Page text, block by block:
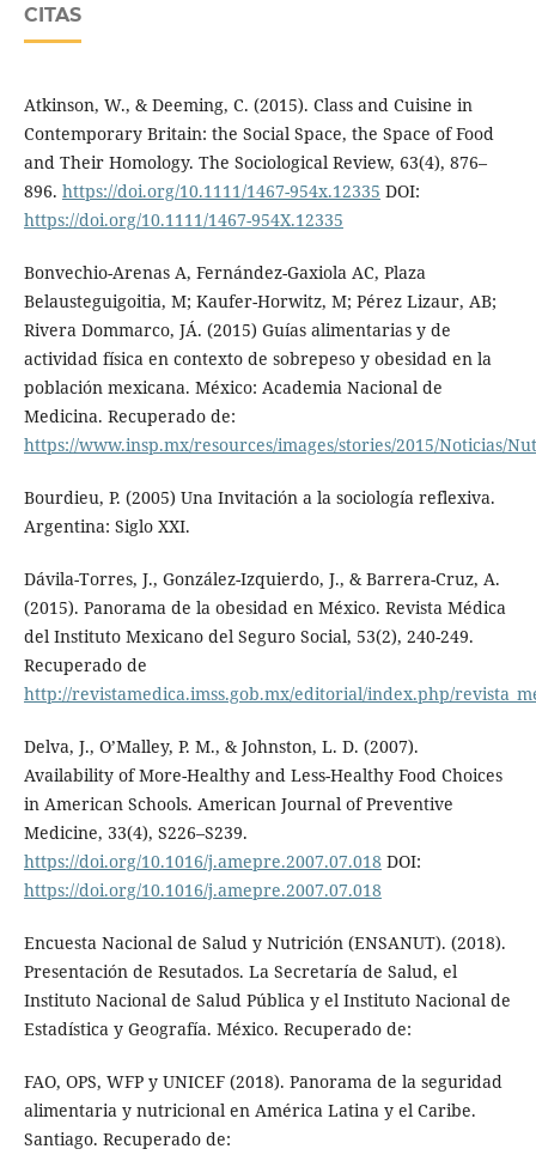
CITAS
Atkinson, W., & Deeming, C. (2015). Class and Cuisine in
Contemporary Britain: the Social Space, the Space of Food
and Their Homology. The Sociological Review, 63(4), 876–
896. https://doi.org/10.1111/1467-954x.12335 DOI:
https://doi.org/10.1111/1467-954X.12335
Bonvechio-Arenas A, Fernández-Gaxiola AC, Plaza
Belausteguigoitia, M; Kaufer-Horwitz, M; Pérez Lizaur, AB;
Rivera Dommarco, JÁ. (2015) Guías alimentarias y de
actividad física en contexto de sobrepeso y obesidad en la
población mexicana. México: Academia Nacional de
Medicina. Recuperado de:
https://www.insp.mx/resources/images/stories/2015/Noticias/
Bourdieu, P. (2005) Una Invitación a la sociología reflexiva.
Argentina: Siglo XXI.
Dávila-Torres, J., González-Izquierdo, J., & Barrera-Cruz, A.
(2015). Panorama de la obesidad en México. Revista Médica
del Instituto Mexicano del Seguro Social, 53(2), 240-249.
Recuperado de
http://revistamedica.imss.gob.mx/editorial/index.php/
Delva, J., O’Malley, P. M., & Johnston, L. D. (2007).
Availability of More-Healthy and Less-Healthy Food Choices
in American Schools. American Journal of Preventive
Medicine, 33(4), S226–S239.
https://doi.org/10.1016/j.amepre.2007.07.018 DOI:
https://doi.org/10.1016/j.amepre.2007.07.018
Encuesta Nacional de Salud y Nutrición (ENSANUT). (2018).
Presentación de Resutados. La Secretaría de Salud, el
Instituto Nacional de Salud Pública y el Instituto Nacional de
Estadística y Geografía. México. Recuperado de:
FAO, OPS, WFP y UNICEF (2018). Panorama de la seguridad
alimentaria y nutricional en América Latina y el Caribe.
Santiago. Recuperado de: